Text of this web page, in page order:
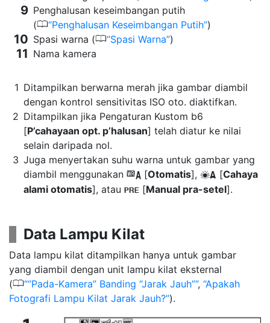
Penghalusan keseimbangan putih
(0 Penghalusan Keseimbangan Putih )
Spasi warna (0 Spasi Warna )
Nama kamera
Ditampilkan berwarna merah jika gambar diambil
dengan kontrol sensitivitas ISO oto. diaktifkan.
Ditampilkan jika Pengaturan Kustom b6
[P’cahayaan opt. p’halusan] telah diatur ke nilai
selain daripada nol.
Juga menyertakan suhu warna untuk gambar yang
diambil menggunakan 4 [Otomatis], D [Cahaya
alami otomatis], atau L [Manual pra-setel].
Data Lampu Kilat
Data lampu kilat ditampilkan hanya untuk gambar
yang diambil dengan unit lampu kilat eksternal
(0 “Pada-Kamera” Banding “Jarak Jauh” , Apakah
Fotografi Lampu Kilat Jarak Jauh? ).